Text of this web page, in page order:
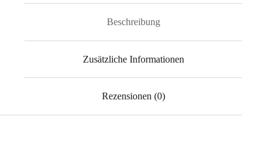
Menge
Beschreibung
Zusätzliche Informationen
Rezensionen (0)